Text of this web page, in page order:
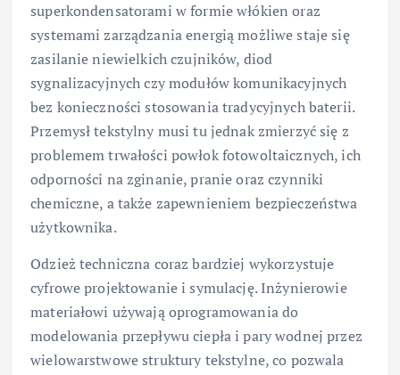
superkondensatorami w formie włókien oraz
systemami zarządzania energią możliwe staje się
zasilanie niewielkich czujników, diod
sygnalizacyjnych czy modułów komunikacyjnych
bez konieczności stosowania tradycyjnych baterii.
Przemysł tekstylny musi tu jednak zmierzyć się z
problemem trwałości powłok fotowoltaicznych, ich
odporności na zginanie, pranie oraz czynniki
chemiczne, a także zapewnieniem bezpieczeństwa
użytkownika.
Odzież techniczna coraz bardziej wykorzystuje
cyfrowe projektowanie i symulację. Inżynierowie
materiałowi używają oprogramowania do
modelowania przepływu ciepła i pary wodnej przez
wielowarstwowe struktury tekstylne, co pozwala